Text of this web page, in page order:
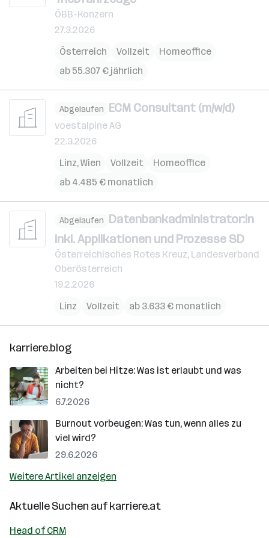
ÖBB-Konzern
27.3.2026
Österreich
Vollzeit
Homeoffice
ab 55.307 € jährlich
Abgelaufen ECM Consultant (m/w/d)
voestalpine AG
22.3.2026
Linz,Wien Vollzeit
Homeoffice
ab 4.485 € monatlich
Abgelaufen Datenbankadministrator:in
inkl. Applikationen und Prozesse SD
Österreichisches Rotes Kreuz, Landesverband
Oberösterreich
19.2.2026
Linz
Vollzeit ab 3.633 € monatlich
karriere.blog
Arbeiten bei Hitze: Was ist erlaubt und was
nicht?
6.7.2026
Burnout vorbeugen: Was tun, wenn alles zu
viel wird?
29.6.2026
Weitere Artikel anzeigen
Aktuelle Suchen aufkarriere.at
Head of CRM